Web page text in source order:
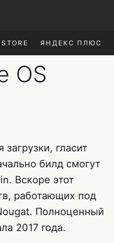
ЯНДЕКС ПЛЮС
OS
гласит
билд смогут
Вскоре этот
работающих под
Полноценный
2017 года.